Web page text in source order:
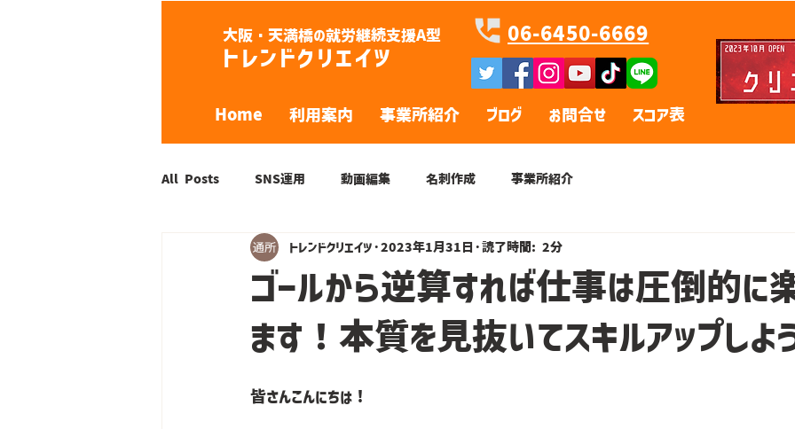
大阪・天満橋の就労継続支援A型
トレンドクリエイツ
06-6450-6669
Home 利用案内 事業所紹介 ブログ お問合せ スコア表
All Posts SNS運用 動画編集 名刺作成 事業所紹介
ゴールから逆算すれば仕事は圧倒的に
ます！本質を見抜いてスキルアップし
トレンドクリエイツ 2023年1月31日 読了時間: 2分
皆さんこんにちは！